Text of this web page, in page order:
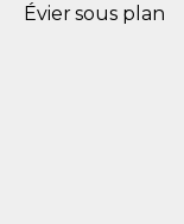
Évier sous plan